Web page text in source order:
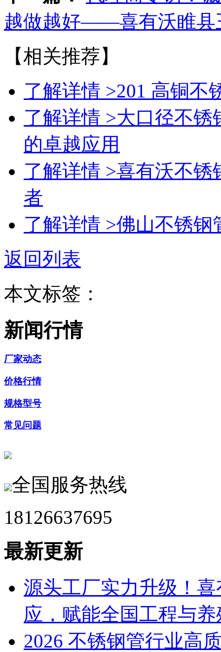
越做越好——喜有沃睢县
【相关推荐】
了解详情 >201 高铜不
了解详情 >大口径不锈
的卓越应用
了解详情 >喜有沃不锈
者
了解详情 >佛山不锈钢
返回列表
本文标签：
新闻行情
厂家动态
价格行情
规格型号
常见问题
全国服务热线
18126637695
最新更新
源头工厂实力升级！
应，赋能全国工程与
2026 不锈钢管行业高